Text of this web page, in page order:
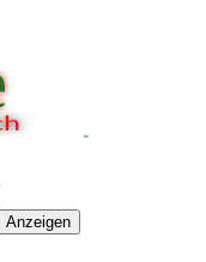
Anzeigen